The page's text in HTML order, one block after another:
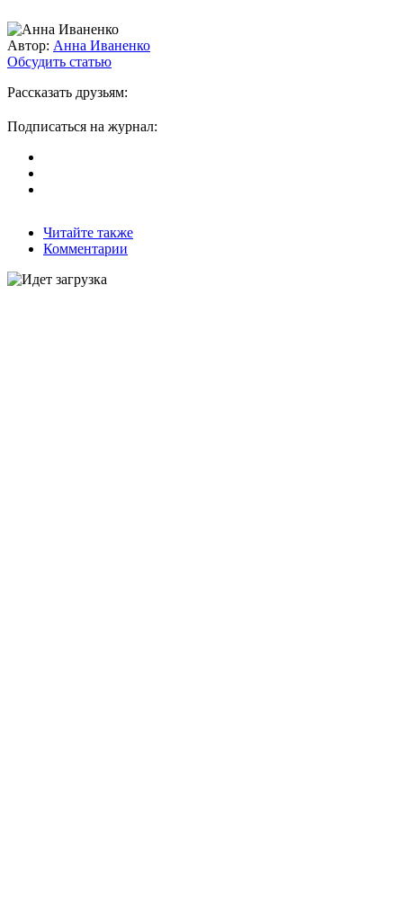
Автор: Анна Иваненко
Обсудить статью
Рассказать друзьям:
Подписаться на журнал:
Читайте также
Комментарии